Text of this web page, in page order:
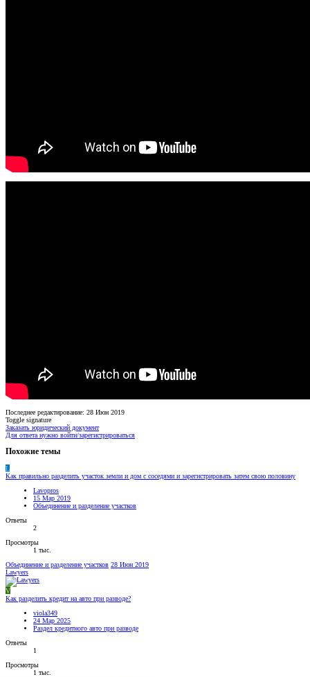
Последнее редактирование: 28 Июн 2019
Toggle signature
Заказать юридический документ
Для ответа нужно войти/зарегистрироваться
Похожие темы
L
Как правильно разделить участок земли и дом с соседями и зарегистрировать затем свою половину
Lavopros
15 Мар 2019
Объединение и разделение участков
Ответы
2
Просмотры
1 тыс.
Объединение и разделение участков 28 Июн 2019
Lawyers
V
Как разделить кредит на авто при разводе?
viola349
24 Мар 2025
Раздел кредитного авто при разводе
Ответы
1
Просмотры
1 тыс.